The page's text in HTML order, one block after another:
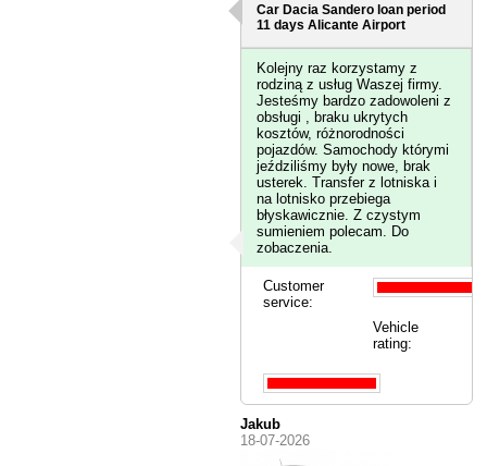
Car Dacia Sandero loan period
11 daysAlicante Airport
Kolejny raz korzystamy z
rodziną z usług Waszej firmy.
Jesteśmy bardzo zadowoleni z
obsługi , braku ukrytych
kosztów, różnorodności
pojazdów. Samochody którymi
jeździliśmy były nowe, brak
usterek. Transfer z lotniska i
na lotnisko przebiega
błyskawicznie. Z czystym
sumieniem polecam. Do
zobaczenia.
Customer
service:
Vehicle
rating:
Jakub
18-07-2026